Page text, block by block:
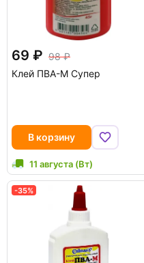
69
98
Клей ПВА-М Супер
В корзину
11 августа (Вт)
-35%